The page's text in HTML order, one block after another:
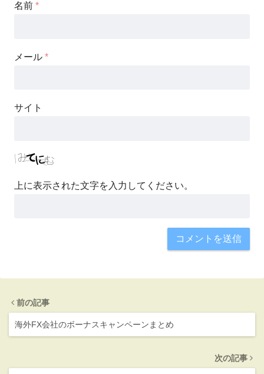
名前 *
メール *
サイト
上に表示された文字を入力してください。
前の記事
海外FX会社のボーナスキャンペーンまとめ
次の記事